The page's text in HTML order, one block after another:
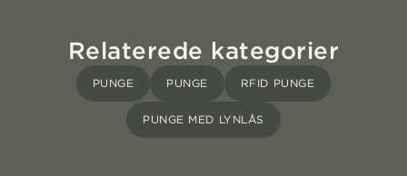
Relaterede kategorier
PUNGE PUNGE RFID PUNGE
PUNGE MED LYNLÅS